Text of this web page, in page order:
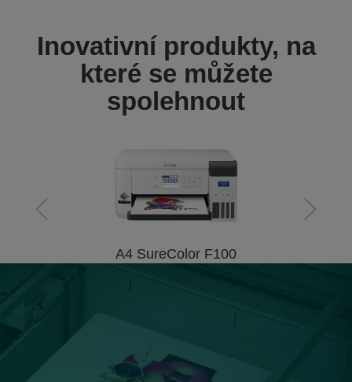
Inovativní produkty, na
které se můžete
spolehnout
A4 SureColor F100